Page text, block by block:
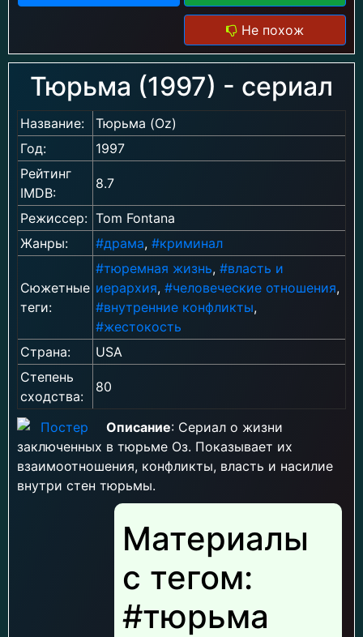
Не похож
Тюрьма (1997) - сериал
Название:
Тюрьма (Oz)
Год:
1997
Рейтинг
IMDB:
8.7
Режиссер: Tom Fontana
Жанры:
#драма, #криминал
Сюжетные
теги:
#тюремная жизнь, #власть и
иерархия, #человеческие отношения,
#внутренние конфликты,
#жестокость
Страна:
USA
Степень
сходства:
80
Описание: Сериал о жизни
заключенных в тюрьме Оз. Показывает их
взаимоотношения, конфликты, власть и насилие
внутри стен тюрьмы.
Материалы
с тегом:
#тюрьма